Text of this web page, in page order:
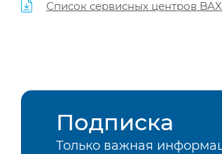
Список сервисных центров
Подписка
Только важная